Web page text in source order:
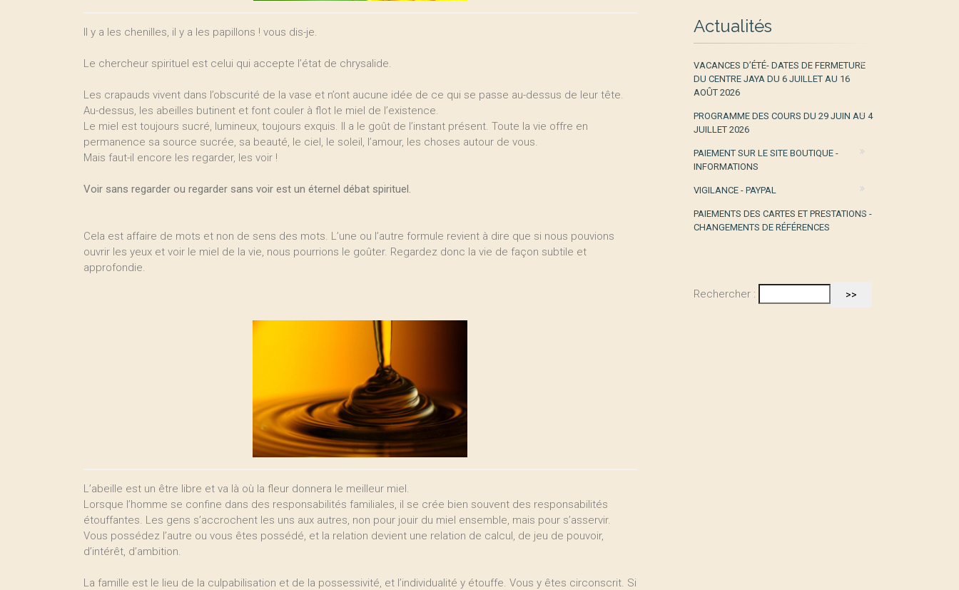
Il y a les chenilles, il y a les papillons ! vous dis-je.
Le chercheur spirituel est celui qui accepte l’état de chrysalide.
Les crapauds vivent dans l’obscurité de la vase et n’ont aucune idée de ce qui se passe au-dessus de leur tête.
Au-dessus, les abeilles butinent et font couler à flot le miel de l’existence.
Le miel est toujours sucré, lumineux, toujours exquis. Il a le goût de l’instant présent. Toute la vie offre en
permanence sa source sucrée, sa beauté, le ciel, le soleil, l’amour, les choses autour de vous.
Mais faut-il encore les regarder, les voir !
Voir sans regarder ou regarder sans voir est un éternel débat spirituel.
Cela est affaire de mots et non de sens des mots. L’une ou l’autre formule revient à dire que si nous pouvions
ouvrir les yeux et voir le miel de la vie, nous pourrions le goûter. Regardez donc la vie de façon subtile et
approfondie.
L’abeille est un être libre et va là où la fleur donnera le meilleur miel.
Lorsque l’homme se confine dans des responsabilités familiales, il se crée bien souvent des responsabilités
étouffantes. Les gens s’accrochent les uns aux autres, non pour jouir du miel ensemble, mais pour s’asservir.
Vous possédez l’autre ou vous êtes possédé, et la relation devient une relation de calcul, de jeu de pouvoir,
d’intérêt, d’ambition.
La famille est le lieu de la culpabilisation et de la possessivité, et l’individualité y étouffe. Vous y êtes circonscrit. Si
Actualités
VACANCES D’ÉTÉ- DATES DE FERMETURE
DU CENTRE JAYA DU 6 JUILLET AU 16
AOÛT 2026
PROGRAMME DES COURS DU 29 JUIN AU 4
JUILLET 2026
PAIEMENT SUR LE SITE BOUTIQUE -
INFORMATIONS
VIGILANCE - PAYPAL
PAIEMENTS DES CARTES ET PRESTATIONS -
CHANGEMENTS DE RÉFÉRENCES
Rechercher :